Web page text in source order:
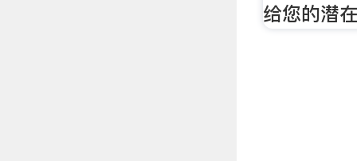
给您的潜